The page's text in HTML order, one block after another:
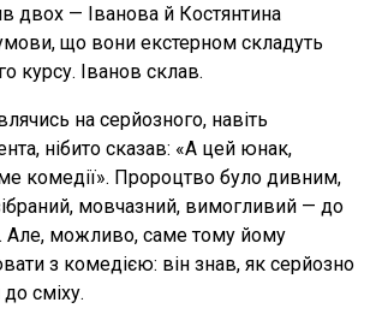
двох — Іванова й Костянтина
що вони екстерном складуть
курсу. Іванов склав.
на серйозного, навіть
нібито сказав: «А цей юнак,
комедії». Пророцтво було дивним,
мовчазний, вимогливий — до
Але, можливо, саме тому йому
з комедією: він знав, як серйозно
сміху.